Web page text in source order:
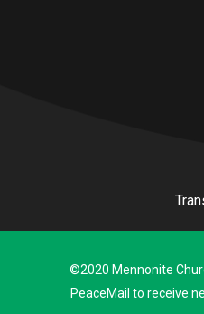
©2020 Mennonite
PeaceMail to receive